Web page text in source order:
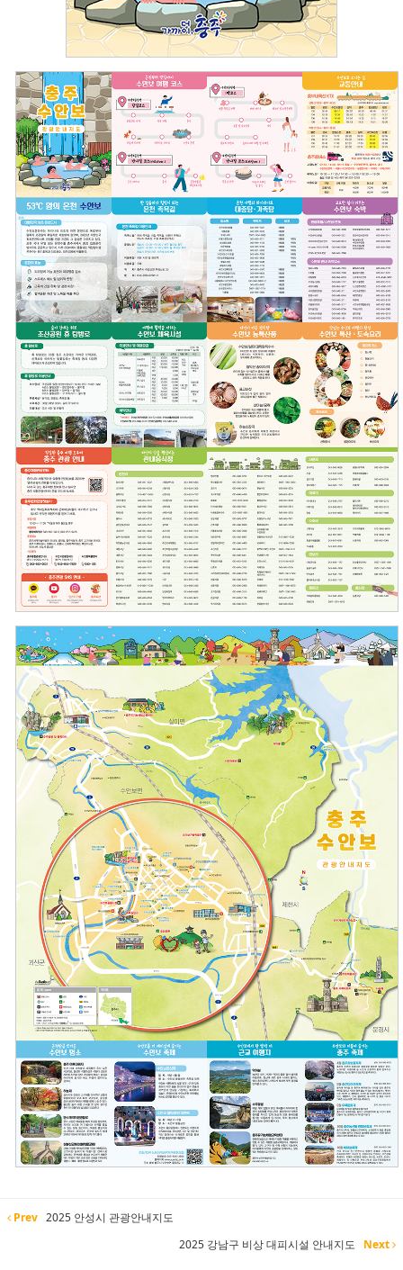
Prev 2025 안성시 관광안내지도
2025 강남구 비상 대피시설 안내지도
Next